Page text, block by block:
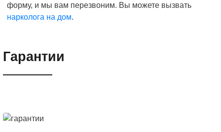
форму, и мы вам перезвоним. Вы можете вызвать
нарколога на дом.
Гарантии